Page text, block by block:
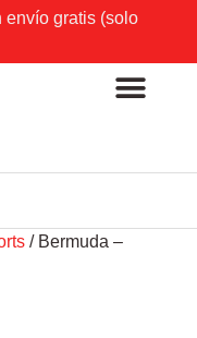
envío gratis (solo
/ Bermuda –